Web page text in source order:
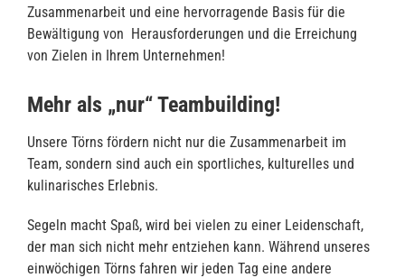
Zusammenarbeit und eine hervorragende Basis für die
Bewältigung von Herausforderungen und die Erreichung
von Zielen in Ihrem Unternehmen!
Mehr als „nur“ Teambuilding!
Unsere Törns fördern nicht nur die Zusammenarbeit im
Team, sondern sind auch ein sportliches, kulturelles und
kulinarisches Erlebnis.
Segeln macht Spaß, wird bei vielen zu einer Leidenschaft,
der man sich nicht mehr entziehen kann. Während unseres
einwöchigen Törns fahren wir jeden Tag eine andere